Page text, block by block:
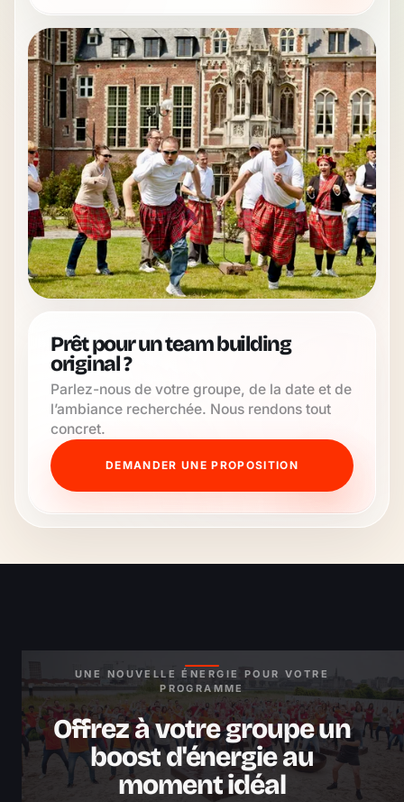
Prêt pour un team building
original ?
Parlez-nous de votre groupe, de la date et de
l’ambiance recherchée. Nous rendons tout
concret.
DEMANDER UNE PROPOSITION
UNE NOUVELLE ÉNERGIE POUR VOTRE
PROGRAMME
Offrez à votre groupe un
boost d'énergie au
moment idéal